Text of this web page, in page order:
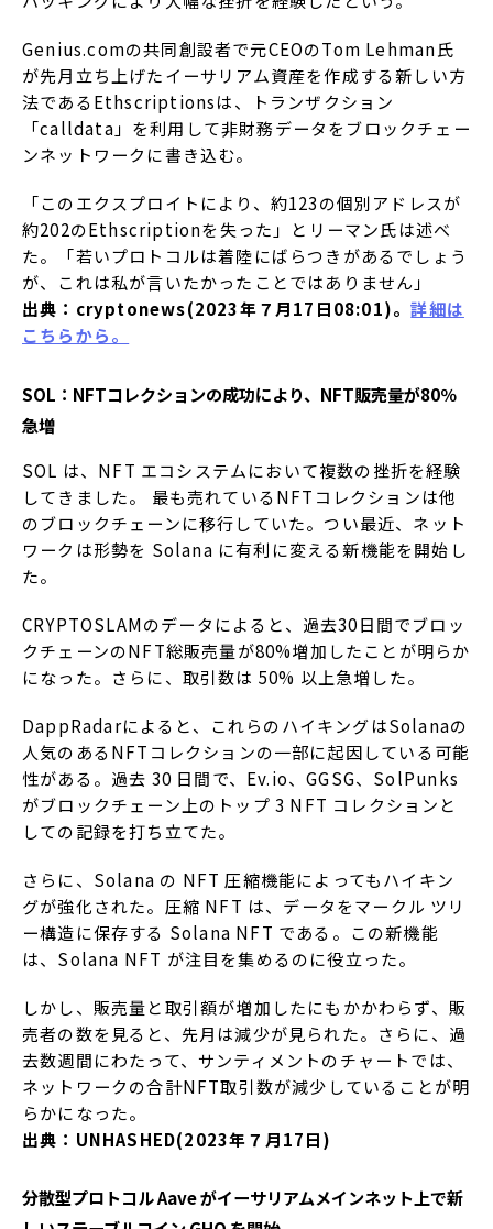
Genius.comの共同創設者で元CEOのTom Lehman氏
が先月立ち上げたイーサリアム資産を作成する新しい方
法であるEthscriptionsは、トランザクション
「calldata」を利用して非財務データをブロックチェー
ンネットワークに書き込む。
「このエクスプロイトにより、約123の個別アドレスが
約202のEthscriptionを失った」とリーマン氏は述べ
た。「若いプロトコルは着陸にばらつきがあるでしょう
が、これは私が言いたかったことではありません」
出典：cryptonews(2023年７月17日08:01)。詳細は
こちらから。
SOL：NFTコレクションの成功により、NFT販売量が80％
急増
SOL は、NFT エコシステムにおいて複数の挫折を経験
してきました。 最も売れているNFTコレクションは他
のブロックチェーンに移行していた。つい最近、ネット
ワークは形勢を Solana に有利に変える新機能を開始し
た。
CRYPTOSLAMのデータによると、過去30日間でブロッ
クチェーンのNFT総販売量が80%増加したことが明らか
になった。さらに、取引数は 50% 以上急増した。
DappRadarによると、これらのハイキングはSolanaの
人気のあるNFTコレクションの一部に起因している可能
性がある。過去 30 日間で、Ev.io、GGSG、SolPunks
がブロックチェーン上のトップ 3 NFT コレクションと
しての記録を打ち立てた。
さらに、Solana の NFT 圧縮機能によってもハイキン
グが強化された。圧縮 NFT は、データをマークル ツリ
ー構造に保存する Solana NFT である。この新機能
は、Solana NFT が注目を集めるのに役立った。
しかし、販売量と取引額が増加したにもかかわらず、販
売者の数を見ると、先月は減少が見られた。さらに、過
去数週間にわたって、サンティメントのチャートでは、
ネットワークの合計NFT取引数が減少していることが明
らかになった。
出典：UNHASHED(2023年７月17日)
分散型プロトコル Aave がイーサリアムメインネット上で新